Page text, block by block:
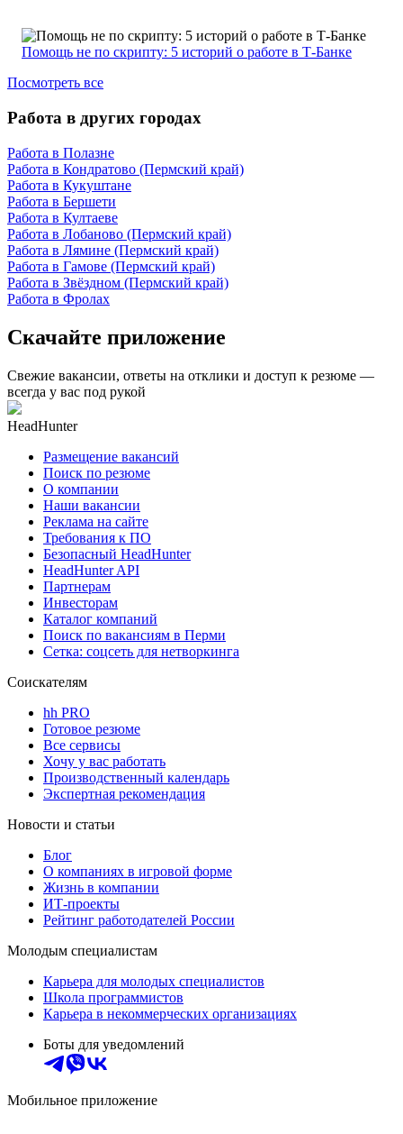
Помощь не по скрипту: 5 историй о работе в Т-Банке
Посмотреть все
Работа в других городах
Работа в Полазне
Работа в Кондратово (Пермский край)
Работа в Кукуштане
Работа в Бершети
Работа в Култаеве
Работа в Лобаново (Пермский край)
Работа в Лямине (Пермский край)
Работа в Гамове (Пермский край)
Работа в Звёздном (Пермский край)
Работа в Фролах
Скачайте приложение
Свежие вакансии, ответы на отклики и доступ к резюме —
всегда у вас под рукой
HeadHunter
Размещение вакансий
Поиск по резюме
О компании
Наши вакансии
Реклама на сайте
Требования к ПО
Безопасный HeadHunter
HeadHunter API
Партнерам
Инвесторам
Каталог компаний
Поиск по вакансиям в Перми
Сетка: соцсеть для нетворкинга
Соискателям
hh PRO
Готовое резюме
Все сервисы
Хочу у вас работать
Производственный календарь
Экспертная рекомендация
Новости и статьи
Блог
О компаниях в игровой форме
Жизнь в компании
ИТ-проекты
Рейтинг работодателей России
Молодым специалистам
Карьера для молодых специалистов
Школа программистов
Карьера в некоммерческих организациях
Боты для уведомлений
Мобильное приложение